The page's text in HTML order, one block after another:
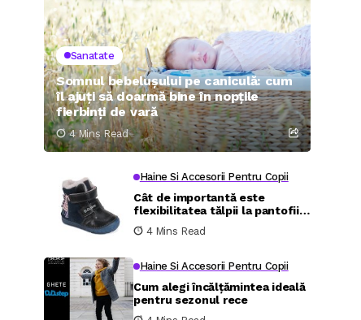
Sanatate
Somnul bebelușului pe caniculă: cum
îl ajuți să doarmă bine în nopțile
fierbinți de vară
4 Mins Read
Haine Si Accesorii Pentru Copii
Cât de importantă este
flexibilitatea tălpii la pantofii
pentru cei mici
4 Mins Read
Haine Si Accesorii Pentru Copii
Cum alegi încălțămintea ideală
pentru sezonul rece